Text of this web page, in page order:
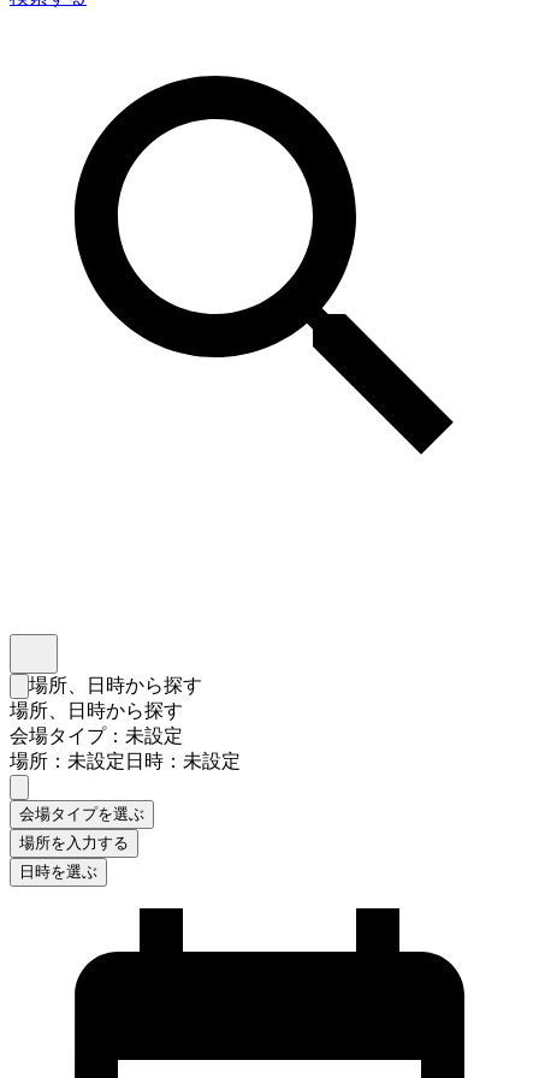
検索フォームを閉じる
場所、日時から探す
場所、日時から探す
会場タイプ：未設定
場所：未設定日時：未設定
会場タイプを選ぶ
場所を入力する
日時を選ぶ